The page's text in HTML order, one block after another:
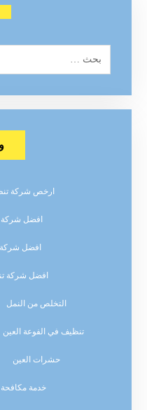
ارخص شركة
افضل
افضل
افضل شركة
التخلص من النمل
تنظيف في الفوعة العين
حشرات العين
خدمة